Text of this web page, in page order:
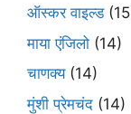
ऑस्कर वाइल्ड
माया एंजिलो (14)
चाणक्य(14)
मुंशी प्रेमचंद (14)